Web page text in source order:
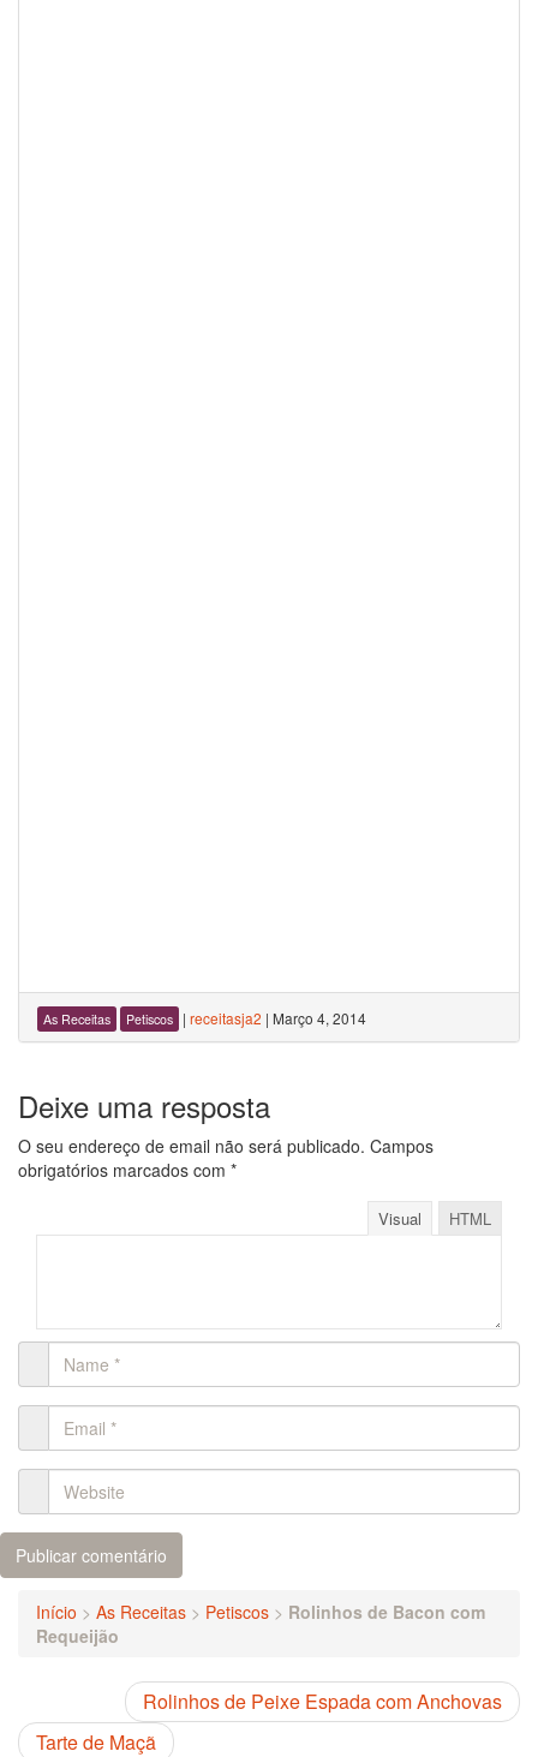
As Receitas Petiscos | receitasja2 | Março 4, 2014
Deixe uma resposta
O seu endereço de email não será publicado. Campos
obrigatórios marcados com *
Visual HTML
Início > As Receitas > Petiscos > Rolinhos de Bacon com
Requeijão
Rolinhos de Peixe Espada com Anchovas
Tarte de Maçã